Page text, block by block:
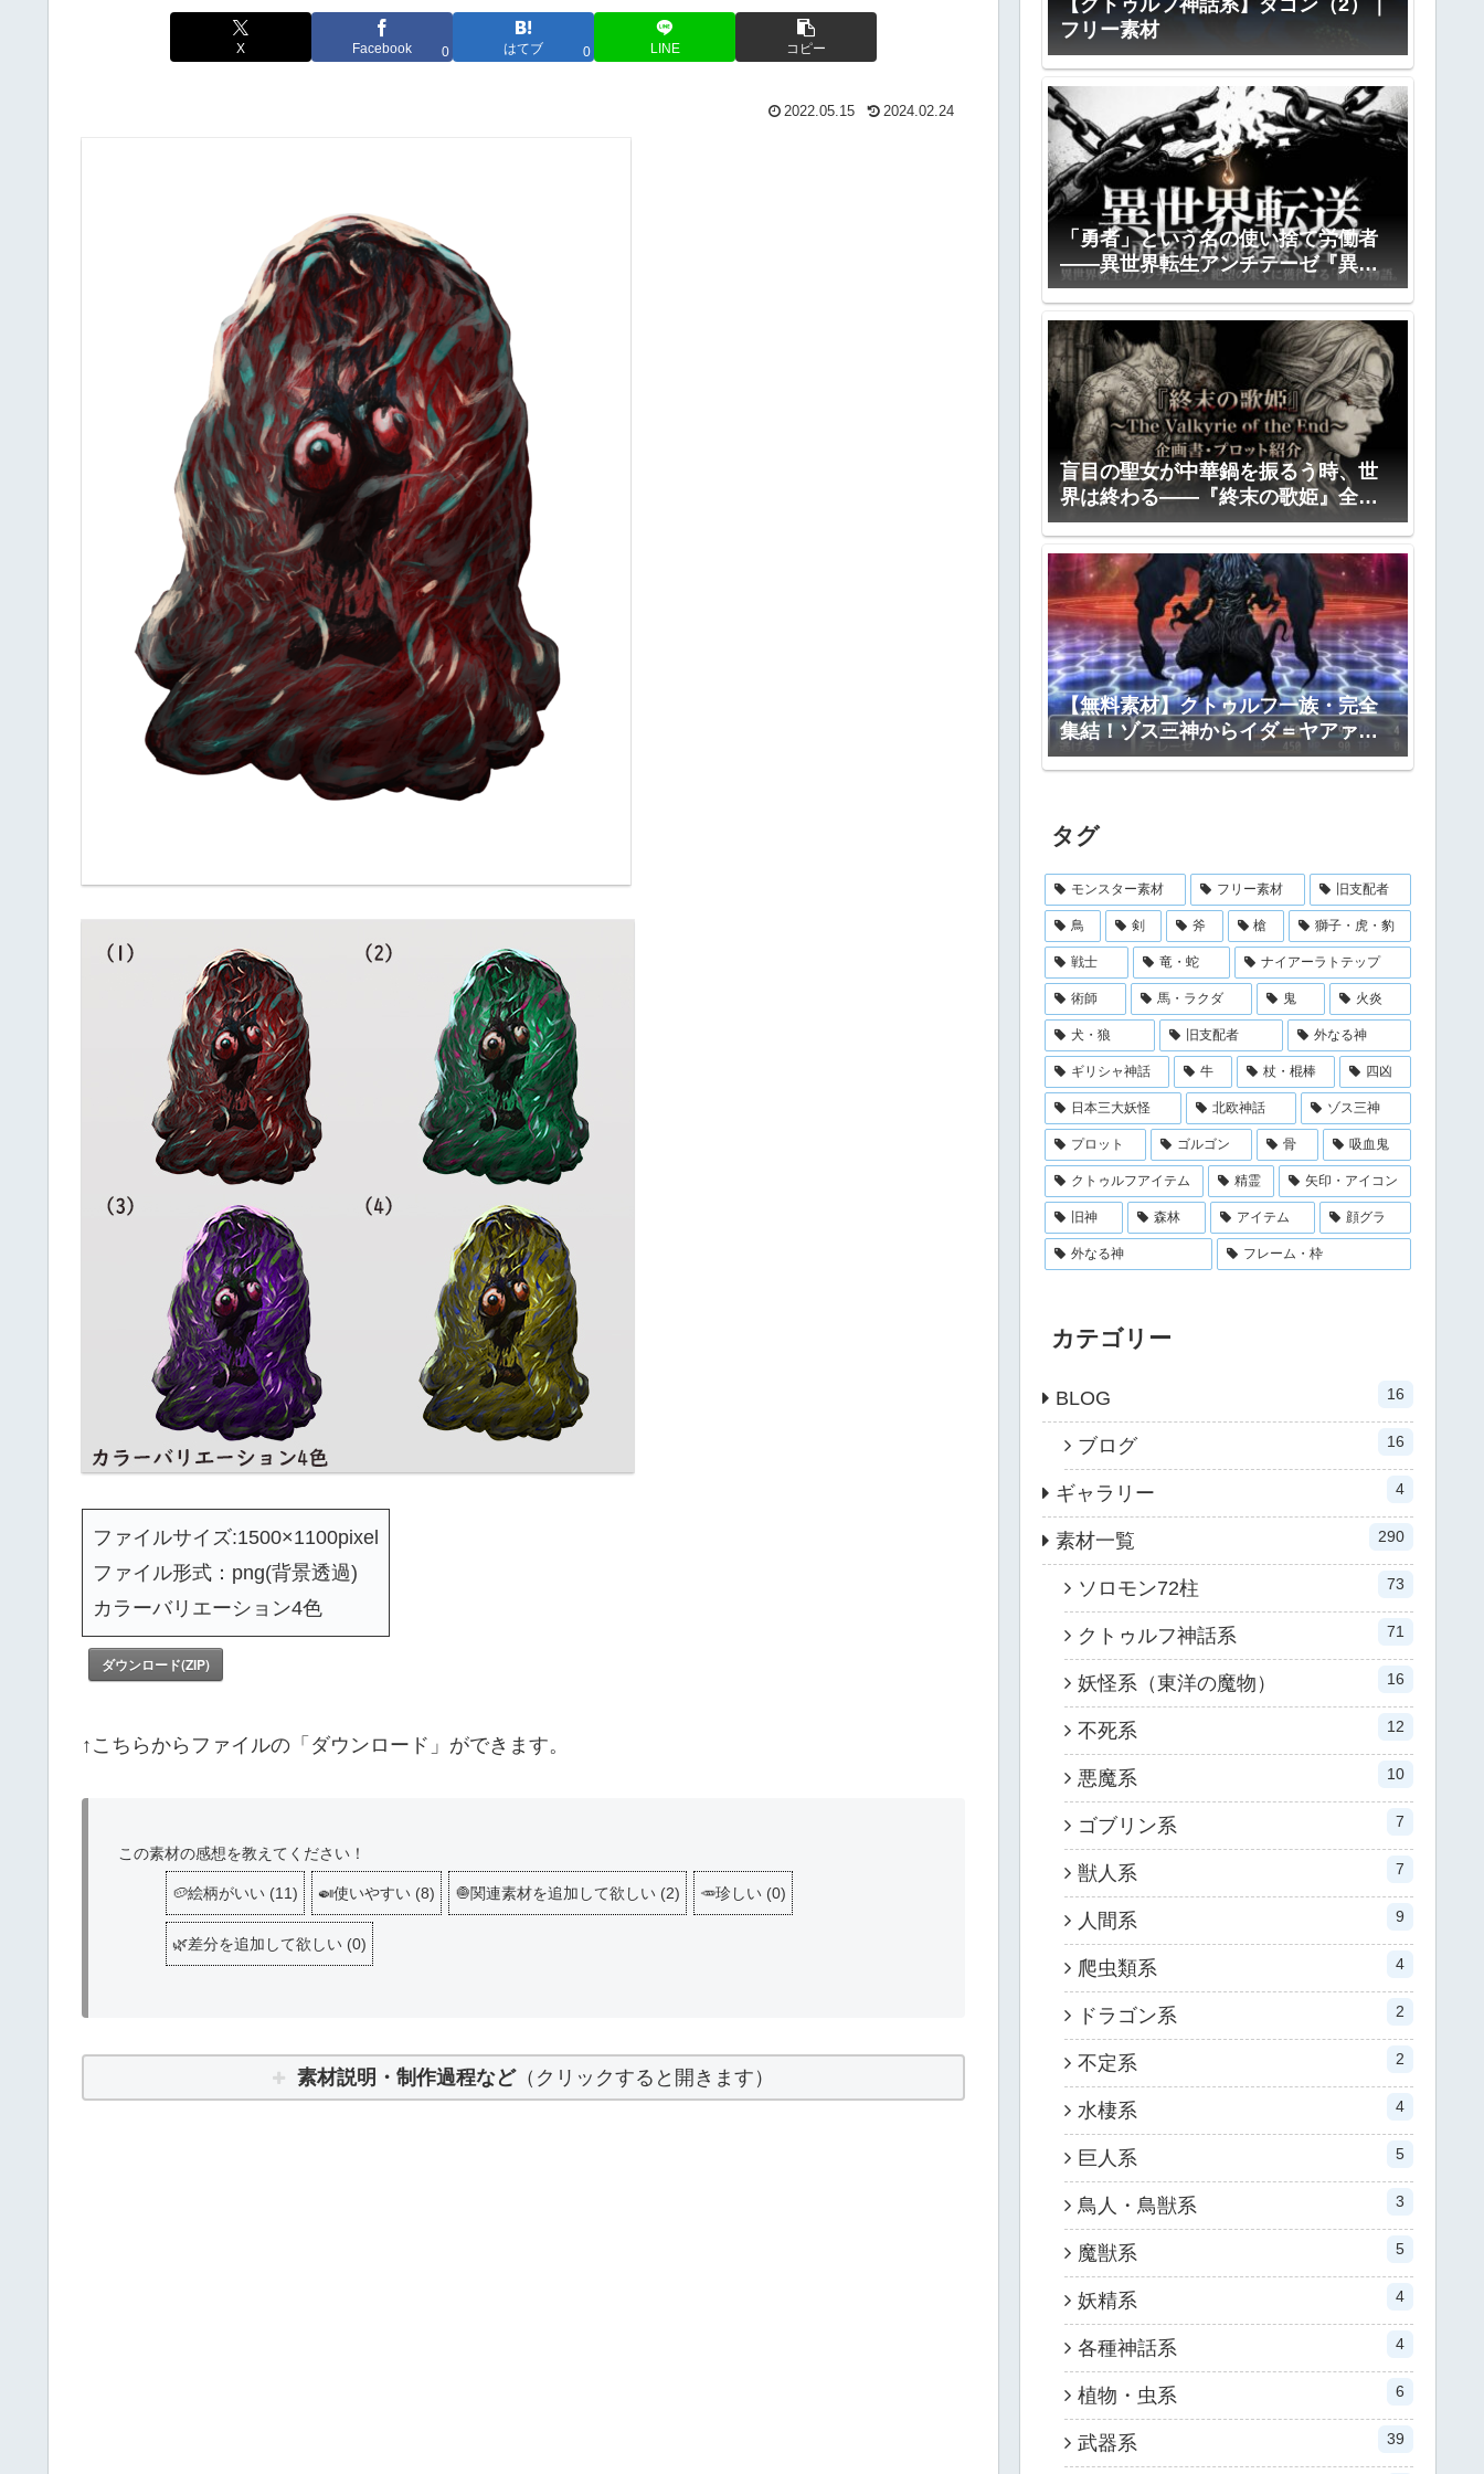
X Facebook 0 はてブ 0 LINE コピー
2022.05.15 2024.02.24
ファイルサイズ:1500×1100pixel
ファイル形式：png(背景透過)
カラーバリエーション4色
ダウンロード(ZIP)
↑こちらからファイルの「ダウンロード」ができます。
この素材の感想を教えてください！
🥔絵柄がいい (11) 🍛使いやすい (8) 🧅関連素材を追加して欲しい (2) 🥕珍しい (0)
🌿差分を追加して欲しい (0)
素材説明・制作過程など（クリックすると開きます）
【クトゥルフ神話系】ダゴン（2）｜
フリー素材
「勇者」という名の使い捨て労働者
――異世界転生アンチテーゼ『異世
界転送』全プロット公開
盲目の聖女が中華鍋を振るう時、世
界は終わる――『終末の歌姫』全プ
ロット公開
【無料素材】クトゥルフ一族・完全
集結！ゾス三神からイダ＝ヤアァ、
インスマス面まで網羅｜RPGツクー
タグ
モンスター素材 フリー素材 旧支配者
鳥 剣 斧 槍 獅子・虎・豹
戦士 竜・蛇 ナイアーラトテップ
術師 馬・ラクダ 鬼 火炎
犬・狼 旧支配者 外なる神
ギリシャ神話 牛 杖・棍棒 四凶
日本三大妖怪 北欧神話 ゾス三神
プロット ゴルゴン 骨 吸血鬼
クトゥルフアイテム 精霊 矢印・アイコン
旧神 森林 アイテム 顔グラ
外なる神 フレーム・枠
カテゴリー
BLOG 16
ブログ 16
ギャラリー 4
素材一覧 290
ソロモン72柱 73
クトゥルフ神話系 71
妖怪系（東洋の魔物） 16
不死系 12
悪魔系 10
ゴブリン系 7
獣人系 7
人間系 9
爬虫類系 4
ドラゴン系 2
不定系 2
水棲系 4
巨人系 5
鳥人・鳥獣系 3
魔獣系 5
妖精系 4
各種神話系 4
植物・虫系 6
武器系 39